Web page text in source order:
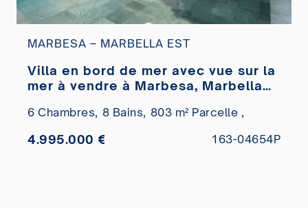
MARBESA – MARBELLA EST
Villa en bord de mer avec vue sur la
mer à vendre à Marbesa, Marbella
6 Chambres, 8 Bains, 803 m² Parcelle ,
4.995.000 € 163-04654P